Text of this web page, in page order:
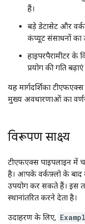
हैं।
बड़े डेटासेट और
कंप्यूट संसाधनों का
हाइपरपैरामीटर के
प्रयोग की गति
यह मार्गदर्शिका
मुख्य अवधारणाओं का
विरूपण साक्ष्य
टीएफएक्स पाइपलाइन में
है। आपके वर्कफ़्लो के
उपयोग कर सकते हैं। इस
स्थानांतरित करने देता है।
उदाहरण के लिए,